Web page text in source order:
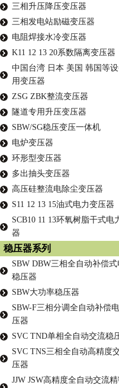
三相升压降压变压器
三相发电站励磁变压器
电阻焊接水冷变压器
K11 12 13 20系数隔离变压器
中国台湾 日本 美国 韩国等
用变压器
ZSG ZBK整流变压器
隧道专用升压变压器
SBW/SG稳压变压一体机
电炉变压器
环形型变压器
多出抽头变压器
高压硅整流电除尘变压器
S11 12 13 15油式电力变压器
SCB10 11 13环氧树脂干式电
器
稳压器系列
SBW DBW三相全自动补偿式
稳压器
SBW大功率稳压器
SBW-F三相分调全自动补偿
压器
SVC TND单相全自动交流稳
SVC TNS三相全自动高精度
压器
JJW JSW高精度全自动交流